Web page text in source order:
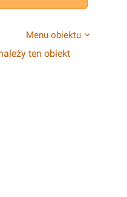
Menu obiektu
ten obiekt